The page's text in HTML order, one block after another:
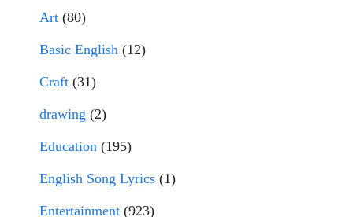
Art (80)
Basic English (12)
Craft (31)
drawing (2)
Education (195)
English Song Lyrics (1)
Entertainment (923)